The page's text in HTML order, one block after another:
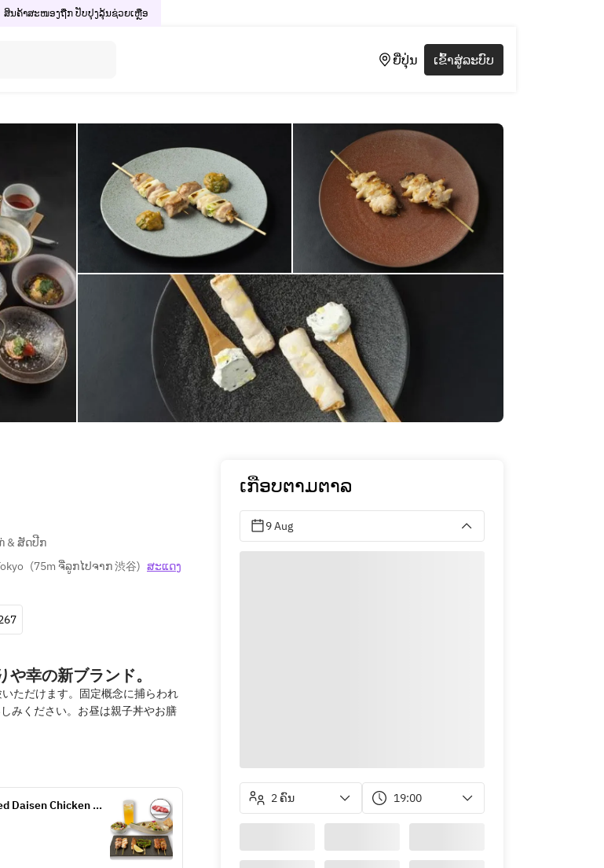
ສິນຄ້າສະໜອງຖືກ ປັບປຸງລຸ້ນຊ່ວຍເຫຼືອ
ຍີ່ປຸ່ນ ເຂົ້າສູ່ລະບົບ
& ສັດປີກ
(75m ຈີ່ລູກໄປຈາກ 渋谷) ສະ​ແດງ​
幸の新ブランド。
ただけます。固定概念に捕らわれ
みください。お昼は親子丼やお膳
Daisen Chicken
ເກືອບຕາມຕາລ
9 Aug
2 ຄົນ 19:00